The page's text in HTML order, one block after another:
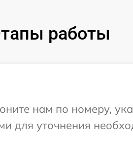
работы
нам по номеру,
для уточнения